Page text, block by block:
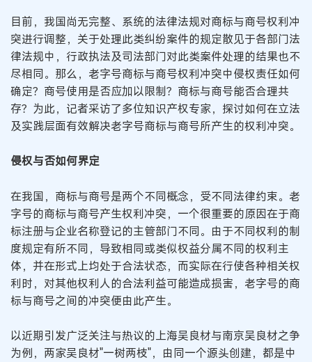
目前，我国尚无完整、系统的法律法规对商标与商号权利冲
突进行调整，关于处理此类纠纷案件的规定散见于各部门法
律法规中，行政执法及司法部门对此类案件处理的结果也不
尽相同。那么，老字号商标与商号权利冲突中侵权责任如何
确定？商号使用是否应加以限制？商标与商号能否合理共
存？为此，记者采访了多位知识产权专家，探讨如何在立法
及实践层面有效解决老字号商标与商号所产生的权利冲突。
侵权与否如何界定
在我国，商标与商号是两个不同概念，受不同法律约束。老
字号的商标与商号产生权利冲突，一个很重要的原因在于商
标注册与企业名称登记的主管部门不同。由于不同权利的制
度规定有所不同，导致相同或类似权益分属不同的权利主
体，并在形式上均处于合法状态，而实际在行使各种相关权
利时，对其他权利人的合法利益可能造成损害，老字号的商
标与商号之间的冲突便由此产生。
以近期引发广泛关注与热议的上海吴良材与南京吴良材之争
为例，两家吴良材"一树两枝"，由同一个源头创建，都是中